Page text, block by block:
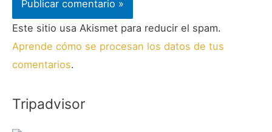
Este sitio usa Akismet para reducir el spam.
Aprende cómo se procesan los datos de tus
comentarios.
Tripadvisor